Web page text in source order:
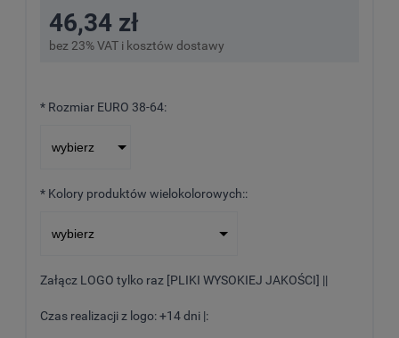
46,34 zł
bez 23% VAT i kosztów dostawy
* Rozmiar EURO 38-64:
* Kolory produktów wielokolorowych::
Załącz LOGO tylko raz [PLIKI WYSOKIEJ JAKOŚCI] ||
Czas realizacji z logo: +14 dni |: